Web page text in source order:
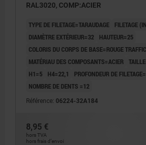
RAL3020, COMP:ACIER
TYPE DE FILETAGE=TARAUDAGE
FILETAGE
DIAMÈTRE EXTÉRIEUR=32
HAUTEUR=25
COLORIS DU CORPS DE BASE=ROUGE
MATÉRIAU DES COMPOSANTS=ACIER
H1=5
H4=22,1
PROFONDEUR DE
NOMBRE DE DENTS =12
Référence: 06224-32A184
8,95 €
hors TVA
hors frais d’envoi